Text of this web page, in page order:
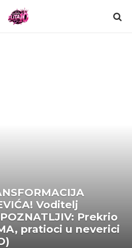
Voditelj
Prekrio
pratioci u neverici